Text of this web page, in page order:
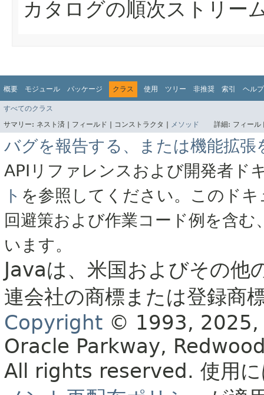
カタログの順次ストリー
概要 モジュール パッケージ クラス 使用 ツリー 非推奨 索引 ヘルプ
すべてのクラス
サマリー: ネスト済 | フィールド | コンストラクタ | メソッド 詳細: フィー
バグを報告する、または機能拡張
APIリファレンスおよび開発者ド
ト を参照してください。このド
回避策および作業コード例を含
います。
Javaは、米国およびその
連会社の商標または登録商
Copyright © 1993, 2025,
Oracle Parkway,
All rights reserved. 使用